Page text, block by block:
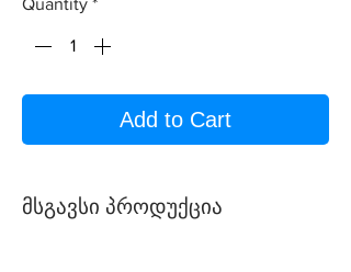
Quantity *
Add to Cart
მსგავსი პროდუქცია